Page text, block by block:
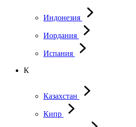
Индонезия
Иордания
Испания
К
Казахстан
Кипр